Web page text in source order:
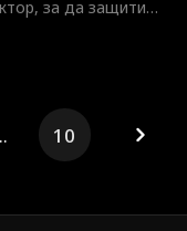
за да защити
помага да се
първата му
което
включително
10